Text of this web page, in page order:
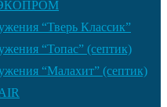
ЭКОПРОМ
“Тверь Классик”
“Топас” (септик)
“Малахит” (септик)